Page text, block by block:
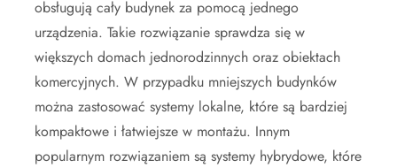
obsługują cały budynek za pomocą jednego
urządzenia. Takie rozwiązanie sprawdza się w
większych domach jednorodzinnych oraz obiektach
komercyjnych. W przypadku mniejszych budynków
można zastosować systemy lokalne, które są bardziej
kompaktowe i łatwiejsze w montażu. Innym
popularnym rozwiązaniem są systemy hybrydowe, które